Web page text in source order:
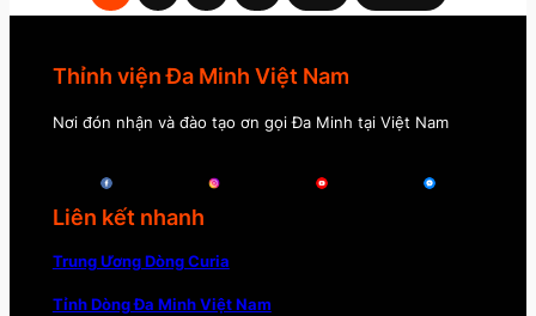
Thỉnh viện Đa Minh Việt Nam
Nơi đón nhận và đào tạo ơn gọi Đa Minh tại Việt Nam
Liên kết nhanh
Trung Ương Dòng Curia
Tỉnh Dòng Đa Minh Việt Nam